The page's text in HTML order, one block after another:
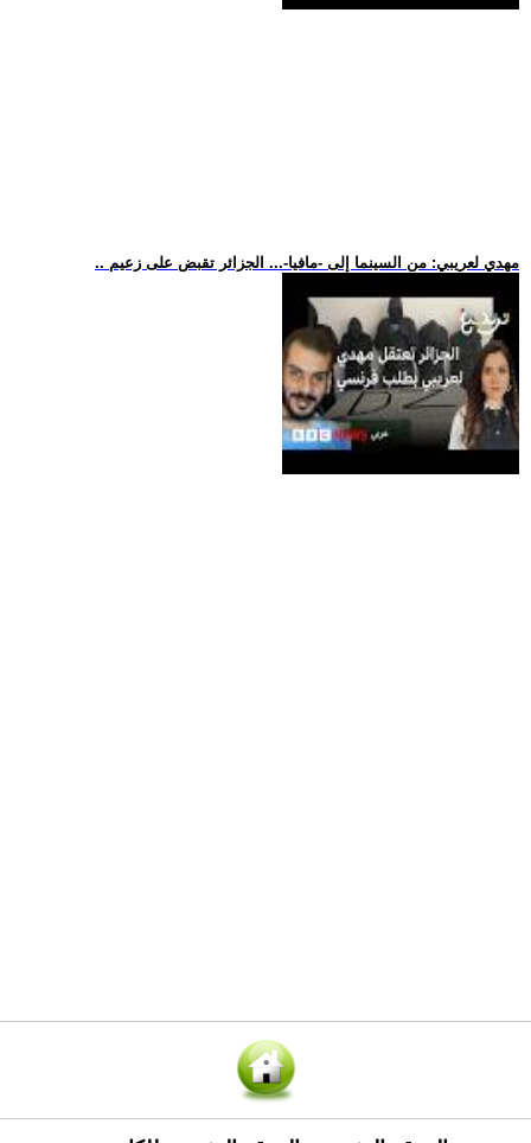
.. مهدي لعريبي: من السينما إلى -مافيا-... الجزائر تقبض على زعيم